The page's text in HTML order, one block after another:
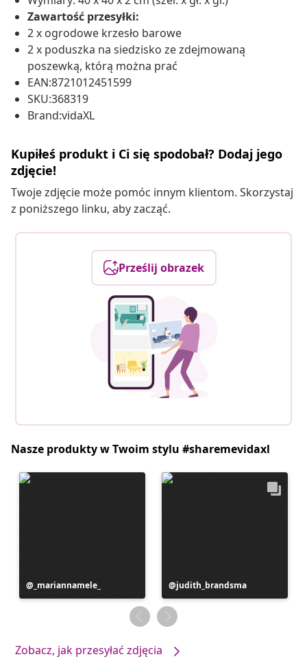
Zawartość przesyłki:
2 x ogrodowe krzesło barowe
2 x poduszka na siedzisko ze zdejmowaną
poszewką, którą można prać
EAN:8721012451599
SKU:368319
Brand:vidaXL
Kupiłeś produkt i Ci się spodobał? Dodaj jego
zdjęcie!
Twoje zdjęcie może pomóc innym klientom. Skorzystaj
z poniższego linku, aby zacząć.
Prześlij obrazek
Nasze produkty w Twoim stylu #sharemevidaxl
Post
opublikowany
_mariannamele_
Post
opublikowany
przez
judith_brandsma
Zobacz, jak przesyłać zdjęcia